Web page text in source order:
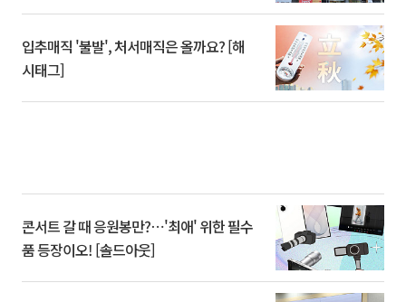
입추매직 '불발', 처서매직은 올까요? [해
시태그]
콘서트 갈 때 응원봉만?⋯'최애' 위한 필수
품 등장이오! [솔드아웃]